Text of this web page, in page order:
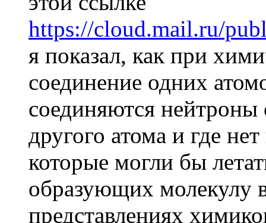
https://cloud.mail.ru/
я показал, как при
соединение одних
соединяются нейтроны
другого атома и где
которые могли бы
образующих молекулу
представлениях